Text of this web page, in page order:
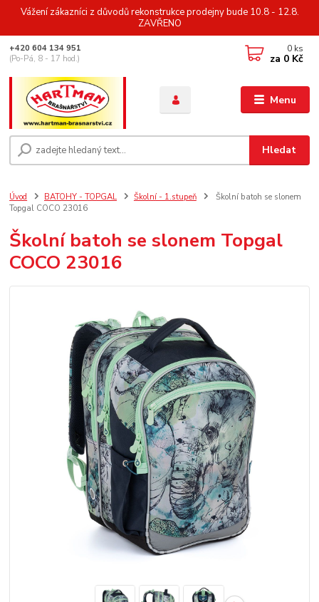
Vážení zákazníci z důvodů rekonstrukce prodejny bude 10.8 - 12.8.
ZAVŘENO
Menu
Hledat
+420 604 134 951
(Po-Pá, 8 - 17 hod.)
0 ks
za 0 Kč
Úvod BATOHY - TOPGAL Školní - 1.stupeň
Školní batoh se slonem
Topgal COCO 23016
Školní batoh se slonem Topgal
COCO 23016